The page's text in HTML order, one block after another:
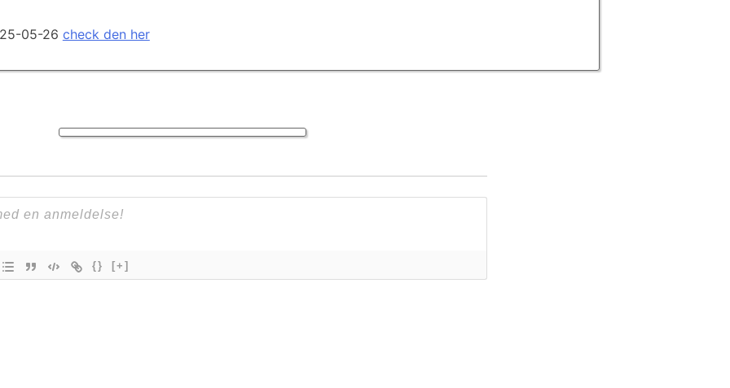
{} [+]
05-26 check den her